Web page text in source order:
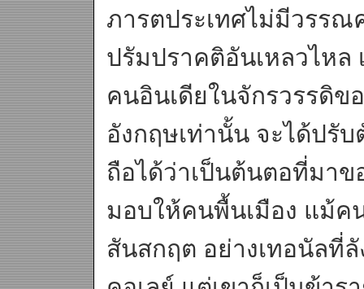
ภารตประเทศไม่มีวรร
ปรัมปราคติอันเหลวไหล
คนอินเดียในจักรวรรดิข
อังกฤษเท่านั้น จะได้ปรั
ถือได้ว่าเป็นต้นตอที่มา
มอบให้คนพื้นเมือง แม้ค
สันสกฤต อย่างเทอนัลที่